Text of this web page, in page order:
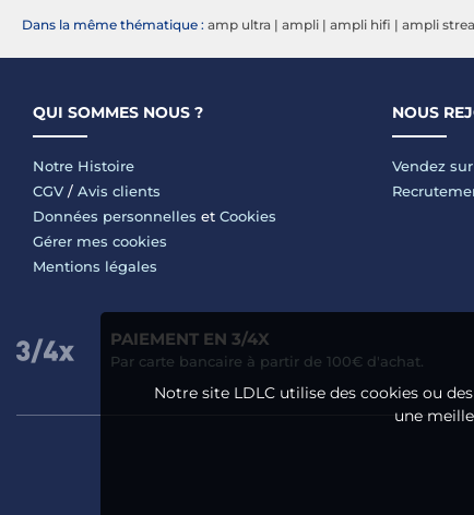
Dans la même thématique : amp ultra | ampli | ampli hifi | ampli
QUI SOMMES NOUS ?
Notre Histoire
CGV / Avis clients
Données personnelles et Cookies
Gérer mes cookies
Mentions légales
NOUS
Vendez
PAIEMENT EN 3/4X
Par carte bancaire à partir de 100€ d'achat.
Notre site LDLC utilise des cookies ou
une